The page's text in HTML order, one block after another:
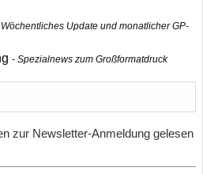
Wöchentliches Update und monatlicher GP-
Spezialnews zum Großformatdruck
zur Newsletter-Anmeldung gelesen